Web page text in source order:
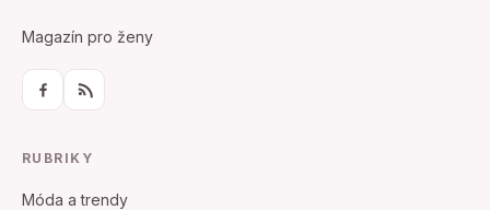
Magazín pro ženy
RUBRIKY
Móda a trendy